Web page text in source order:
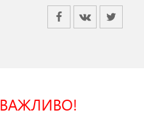
ВАЖЛИВО!